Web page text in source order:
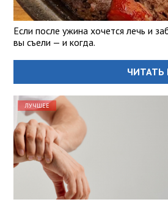
Если после ужина хочется лечь и
вы съели — и когда.
ЛУЧШЕЕ